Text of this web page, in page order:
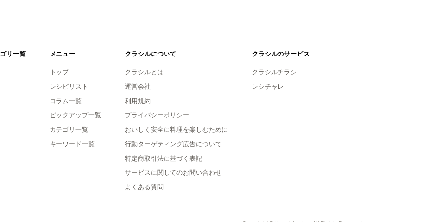
リ一覧 メニュー
トップ
レシピリスト
コラム一覧
ピックアップ一覧
カテゴリ一覧
キーワード一覧
クラシルについて
クラシルとは
運営会社
利用規約
プライバシーポリシー
おいしく安全に料理を楽しむために
行動ターゲティング広告について
特定商取引法に基づく表記
サービスに関してのお問い合わせ
よくある質問
クラシルのサービス
クラシルチラシ
レシチャレ